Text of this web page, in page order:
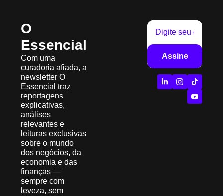
O
Essencial
Com uma
curadoria afiada, a
newsletter O
Essencial traz
reportagens
explicativas,
análises
relevantes e
leituras exclusivas
sobre o mundo
dos negócios, da
economia e das
finanças —
sempre com
leveza, sem
Assine